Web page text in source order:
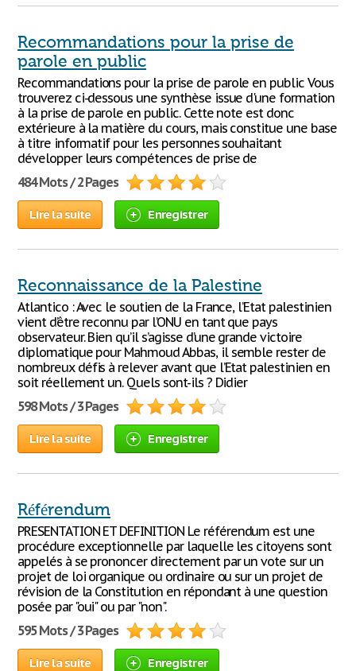
Recommandations pour la prise de
parole en public
Recommandations pour la prise de parole en public Vous
trouverez ci-dessous une synthèse issue d'une formation
à la prise de parole en public. Cette note est donc
extérieure à la matière du cours, mais constitue une base
à titre informatif pour les personnes souhaitant
développer leurs compétences de prise de
484 Mots / 2 Pages
Lire la suite Enregistrer
Reconnaissance de la Palestine
Atlantico : Avec le soutien de la France, l’Etat palestinien
vient d’être reconnu par l’ONU en tant que pays
observateur. Bien qu’il s’agisse d’une grande victoire
diplomatique pour Mahmoud Abbas, il semble rester de
nombreux défis à relever avant que l’Etat palestinien en
soit réellement un. Quels sont-ils ? Didier
598 Mots / 3 Pages
Lire la suite Enregistrer
Référendum
PRESENTATION ET DEFINITION Le référendum est une
procédure exceptionnelle par laquelle les citoyens sont
appelés à se prononcer directement par un vote sur un
projet de loi organique ou ordinaire ou sur un projet de
révision de la Constitution en répondant à une question
posée par "oui" ou par "non".
595 Mots / 3 Pages
Lire la suite Enregistrer